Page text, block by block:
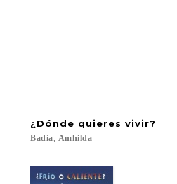
¿Dónde quieres vivir?
Badía, Amhilda